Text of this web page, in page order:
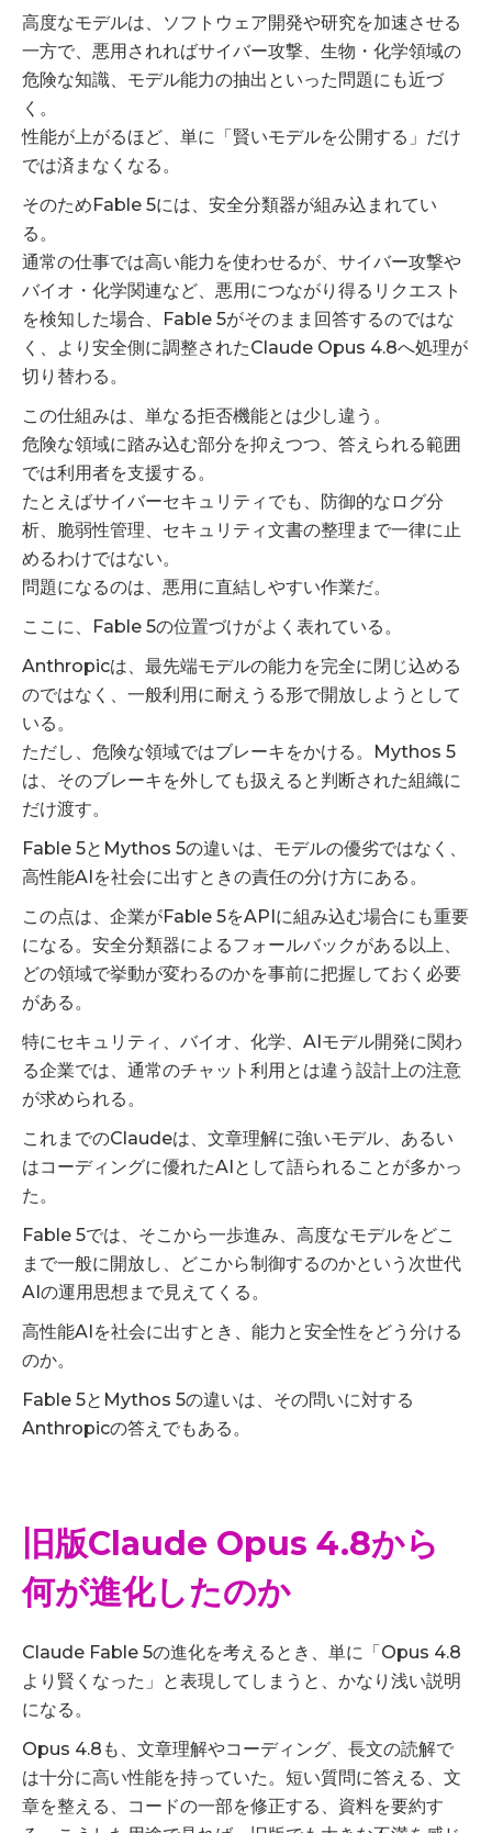
高度なモデルは、ソフトウェア開発や研究を加速させる
一方で、悪用されればサイバー攻撃、生物・化学領域の
危険な知識、モデル能力の抽出といった問題にも近づ
く。
性能が上がるほど、単に「賢いモデルを公開する」だけ
では済まなくなる。
そのためFable 5には、安全分類器が組み込まれてい
る。
通常の仕事では高い能力を使わせるが、サイバー攻撃や
バイオ・化学関連など、悪用につながり得るリクエスト
を検知した場合、Fable 5がそのまま回答するのではな
く、より安全側に調整されたClaude Opus 4.8へ処理が
切り替わる。
この仕組みは、単なる拒否機能とは少し違う。
危険な領域に踏み込む部分を抑えつつ、答えられる範囲
では利用者を支援する。
たとえばサイバーセキュリティでも、防御的なログ分
析、脆弱性管理、セキュリティ文書の整理まで一律に止
めるわけではない。
問題になるのは、悪用に直結しやすい作業だ。
ここに、Fable 5の位置づけがよく表れている。
Anthropicは、最先端モデルの能力を完全に閉じ込める
のではなく、一般利用に耐えうる形で開放しようとして
いる。
ただし、危険な領域ではブレーキをかける。Mythos 5
は、そのブレーキを外しても扱えると判断された組織に
だけ渡す。
Fable 5とMythos 5の違いは、モデルの優劣ではなく、
高性能AIを社会に出すときの責任の分け方にある。
この点は、企業がFable 5をAPIに組み込む場合にも重要
になる。安全分類器によるフォールバックがある以上、
どの領域で挙動が変わるのかを事前に把握しておく必要
がある。
特にセキュリティ、バイオ、化学、AIモデル開発に関わ
る企業では、通常のチャット利用とは違う設計上の注意
が求められる。
これまでのClaudeは、文章理解に強いモデル、あるい
はコーディングに優れたAIとして語られることが多かっ
た。
Fable 5では、そこから一歩進み、高度なモデルをどこ
まで一般に開放し、どこから制御するのかという次世代
AIの運用思想まで見えてくる。
高性能AIを社会に出すとき、能力と安全性をどう分ける
のか。
Fable 5とMythos 5の違いは、その問いに対する
Anthropicの答えでもある。
旧版Claude Opus 4.8から
何が進化したのか
Claude Fable 5の進化を考えるとき、単に「Opus 4.8
より賢くなった」と表現してしまうと、かなり浅い説明
になる。
Opus 4.8も、文章理解やコーディング、長文の読解で
は十分に高い性能を持っていた。短い質問に答える、文
章を整える、コードの一部を修正する、資料を要約す